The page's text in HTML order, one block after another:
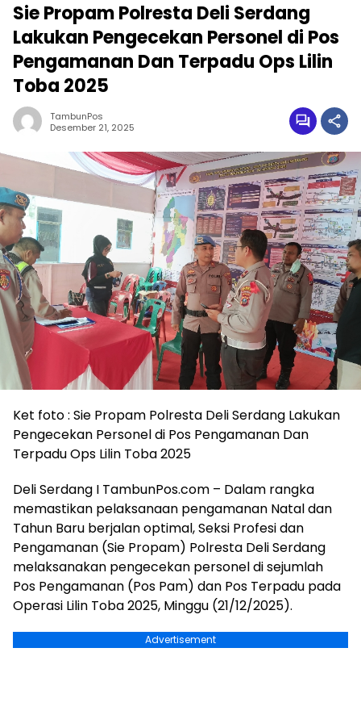
Sie Propam Polresta Deli Serdang
Lakukan Pengecekan Personel di Pos
Pengamanan Dan Terpadu Ops Lilin
Toba 2025
TambunPos
Desember 21, 2025
Ket foto : Sie Propam Polresta Deli Serdang Lakukan
Pengecekan Personel di Pos Pengamanan Dan
Terpadu Ops Lilin Toba 2025
Deli Serdang I TambunPos.com – Dalam rangka
memastikan pelaksanaan pengamanan Natal dan
Tahun Baru berjalan optimal, Seksi Profesi dan
Pengamanan (Sie Propam) Polresta Deli Serdang
melaksanakan pengecekan personel di sejumlah
Pos Pengamanan (Pos Pam) dan Pos Terpadu pada
Operasi Lilin Toba 2025, Minggu (21/12/2025).
Advertisement